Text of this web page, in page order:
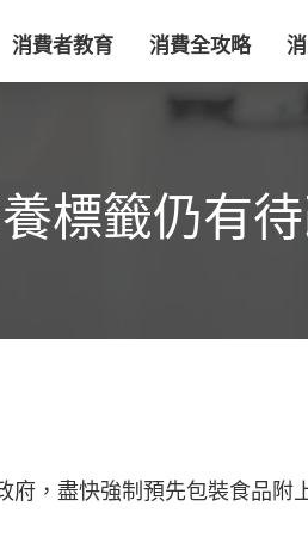
消費者教育 消費全攻略
標籤仍有
府，盡快強制預先包裝食品附